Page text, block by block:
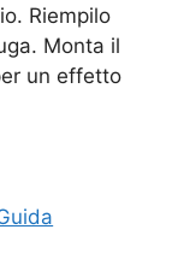
Riempilo
Monta il
un effetto